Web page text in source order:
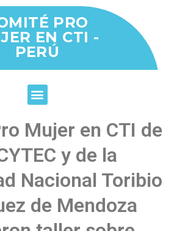
PRO
EN CTI -
PERÚ
Mujer en CTI de
y de la
Nacional Toribio
de Mendoza